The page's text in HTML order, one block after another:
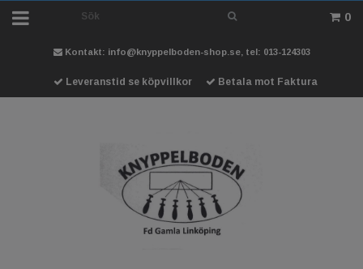
0
Kontakt: info@knyppelboden-shop.se, tel: 013-124303
Leveranstid se köpvillkor Betala mot Faktura